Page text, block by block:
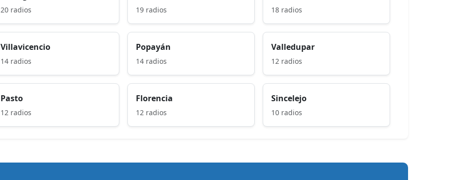
20 radios 19 radios 18 radios
Villavicencio
14 radios
Popayán
14 radios
Valledupar
12 radios
Pasto
12 radios
Florencia
12 radios
Sincelejo
10 radios